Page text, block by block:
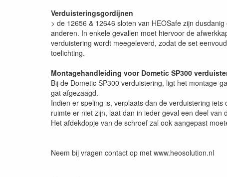
Verduisteringsgordijnen
> de 12656 & 12646 sloten van HEOSafe zijn
anderen. In enkele gevallen moet hiervoor de
verduistering wordt meegeleverd, zodat de set
toelichting.
Montagehandleiding voor Dometic SP300
Bij de Dometic SP300 verduistering, ligt het montage-
gat afgezaagd.
Indien er speling is, verplaats dan de verduistering
ruimte er niet zijn, laat dan in ieder geval een deel
Het afdekdopje van de schroef zal ook aangepast
Neem bij vragen contact op met www.heosolution.nl